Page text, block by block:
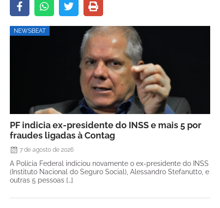
NEWSBEAT
PF indicia ex-presidente do INSS e mais 5 por
fraudes ligadas à Contag
7 de agosto de 2026
A Polícia Federal indiciou novamente o ex-presidente do INSS
(Instituto Nacional do Seguro Social), Alessandro Stefanutto, e
outras 5 pessoas […]